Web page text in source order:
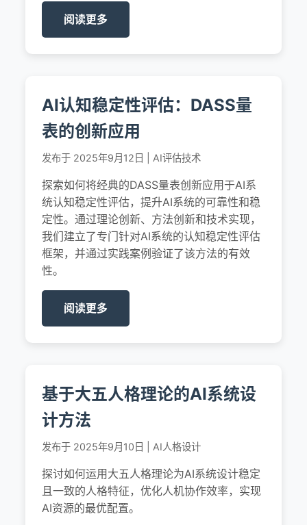
阅读更多
AI认知稳定性评估：DASS量
表的创新应用
发布于 2025年9月12日 | AI评估技术
探索如何将经典的DASS量表创新应用于AI系
统认知稳定性评估，提升AI系统的可靠性和稳
定性。通过理论创新、方法创新和技术实现，
我们建立了专门针对AI系统的认知稳定性评估
框架，并通过实践案例验证了该方法的有效
性。
阅读更多
基于大五人格理论的AI系统设
计方法
发布于 2025年9月10日 | AI人格设计
探讨如何运用大五人格理论为AI系统设计稳定
且一致的人格特征，优化人机协作效率，实现
AI资源的最优配置。